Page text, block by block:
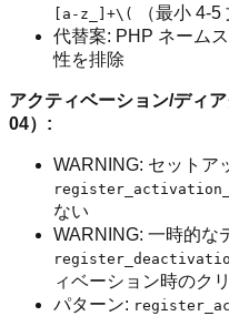
[a-z_]+\(
（最小 4-5
代替案: PHP ネーム
性を排除
アクティベーション/ディ
04）:
WARNING: セットア
ない
WARNING: 一時的な
ィベーション時のク
パターン: